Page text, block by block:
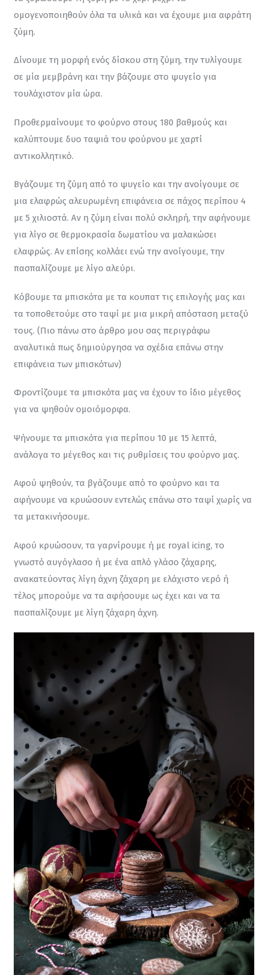
ομογενοποιηθούν όλα τα υλικά και να έχουμε μια αφράτη
ζύμη.
Δίνουμε τη μορφή ενός δίσκου στη ζύμη, την τυλίγουμε
σε μία μεμβράνη και την βάζουμε στο ψυγείο για
τουλάχιστον μία ώρα.
Προθερμαίνουμε το φούρνο στους 180 βαθμούς και
καλύπτουμε δυο ταψιά του φούρνου με χαρτί
αντικολλητικό.
Βγάζουμε τη ζύμη από το ψυγείο και την ανοίγουμε σε
μια ελαφρώς αλευρωμένη επιφάνεια σε πάχος περίπου 4
με 5 χιλιοστά. Αν η ζύμη είναι πολύ σκληρή, την αφήνουμε
για λίγο σε θερμοκρασία δωματίου να μαλακώσει
ελαφρώς. Αν επίσης κολλάει ενώ την ανοίγουμε, την
πασπαλίζουμε με λίγο αλεύρι.
Κόβουμε τα μπισκότα με τα κουπατ τις επιλογής μας και
τα τοποθετούμε στο ταψί με μια μικρή απόσταση μεταξύ
τους. (Πιο πάνω στο άρθρο μου σας περιγράφω
αναλυτικά πως δημιούργησα να σχέδια επάνω στην
επιφάνεια των μπισκότων)
Φροντίζουμε τα μπισκότα μας να έχουν το ίδιο μέγεθος
για να ψηθούν ομοιόμορφα.
Ψήνουμε τα μπισκότα για περίπου 10 με 15 λεπτά,
ανάλογα το μέγεθος και τις ρυθμίσεις του φούρνο μας.
Αφού ψηθούν, τα βγάζουμε από το φούρνο και τα
αφήνουμε να κρυώσουν εντελώς επάνω στο ταψί χωρίς να
τα μετακινήσουμε.
Αφού κρυώσουν, τα γαρνίρουμε ή με royal icing, το
γνωστό αυγόγλασο ή με ένα απλό γλάσο ζάχαρης,
ανακατεύοντας λίγη άχνη ζάχαρη με ελάχιστο νερό ή
τέλος μπορούμε να τα αφήσουμε ως έχει και να τα
πασπαλίζουμε με λίγη ζάχαρη άχνη.